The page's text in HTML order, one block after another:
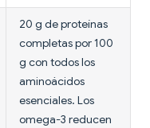
20 g de proteínas
completas por 100
g con todos los
aminoácidos
esenciales. Los
omega-3 reducen